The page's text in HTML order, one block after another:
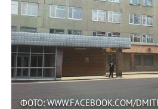
ФОТО: WWW.FACEBOOK.COM/